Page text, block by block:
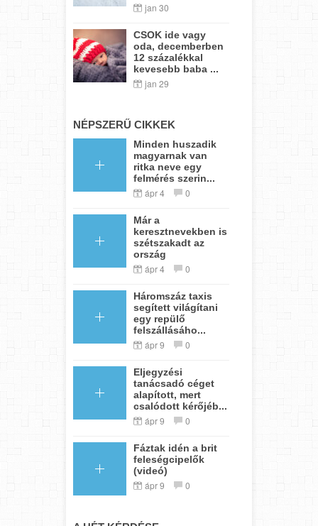
jan 30
CSOK ide vagy
oda, decemberben
12 százalékkal
kevesebb baba ...
jan 29
NÉPSZERŰ CIKKEK
Minden huszadik
magyarnak van
ritka neve egy
felmérés szerin...
ápr 4 0
Már a
keresztnevekben is
szétszakadt az
ország
ápr 4 0
Háromszáz taxis
segített világítani
egy repülő
felszállásáho...
ápr 9 0
Eljegyzési
tanácsadó céget
alapított, mert
csalódott kérőjéb...
ápr 9 0
Fáztak idén a brit
feleségcipelők
(videó)
ápr 9 0